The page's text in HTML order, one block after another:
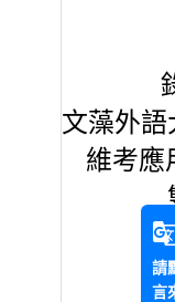
文藻外
維考應
請
言